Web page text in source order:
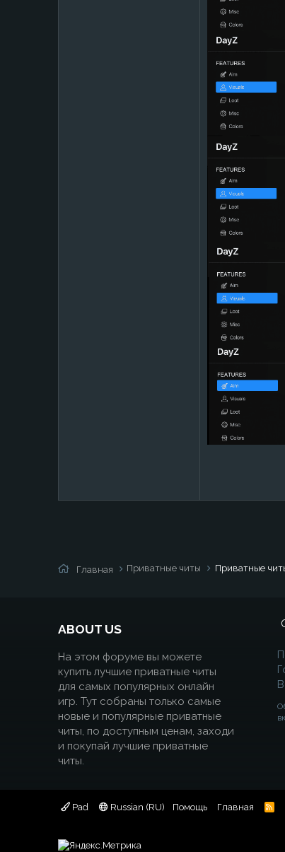
Главная Приватные читы Приватные
ABOUT US
На этом форуме вы можете
купить лучшие приватные читы
для самых популярных онлайн
игр. Тут собраны только самые
новые и популярные приватные
читы, по доступным ценам, заходи
и покупай лучшие приватные
читы.
Pad Russian (RU) Помощь Главная
R